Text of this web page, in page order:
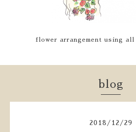
flower arrangement using
blog
2018 / 12 /29